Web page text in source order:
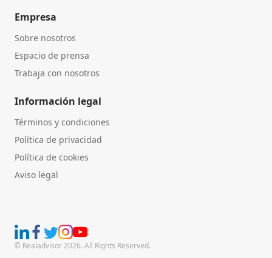
Empresa
Sobre nosotros
Espacio de prensa
Trabaja con nosotros
Información legal
Términos y condiciones
Política de privacidad
Política de cookies
Aviso legal
© Realadvisor 2026. All Rights Reserved.